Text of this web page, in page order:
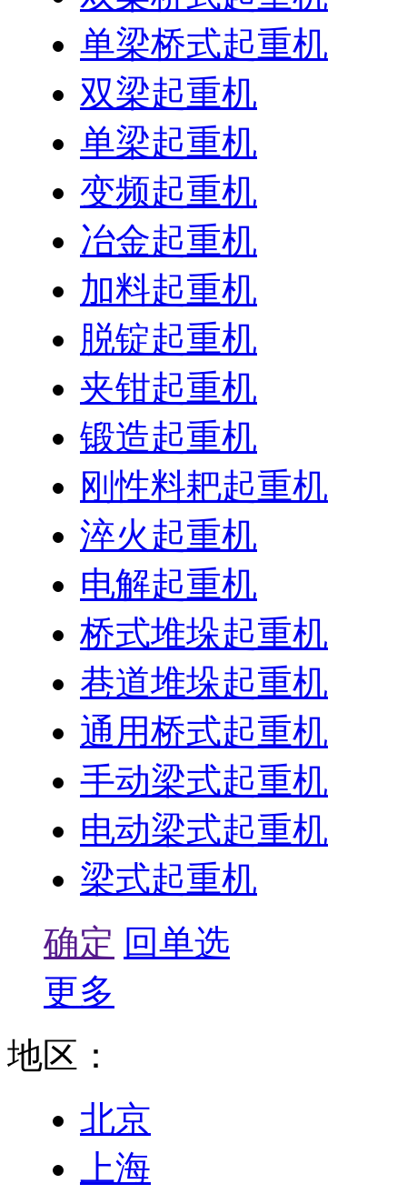
单梁桥式起重机
双梁起重机
单梁起重机
变频起重机
冶金起重机
加料起重机
脱锭起重机
夹钳起重机
锻造起重机
刚性料耙起重机
淬火起重机
电解起重机
桥式堆垛起重机
巷道堆垛起重机
通用桥式起重机
手动梁式起重机
电动梁式起重机
梁式起重机
确定 回单选
更多
地区：
北京
上海